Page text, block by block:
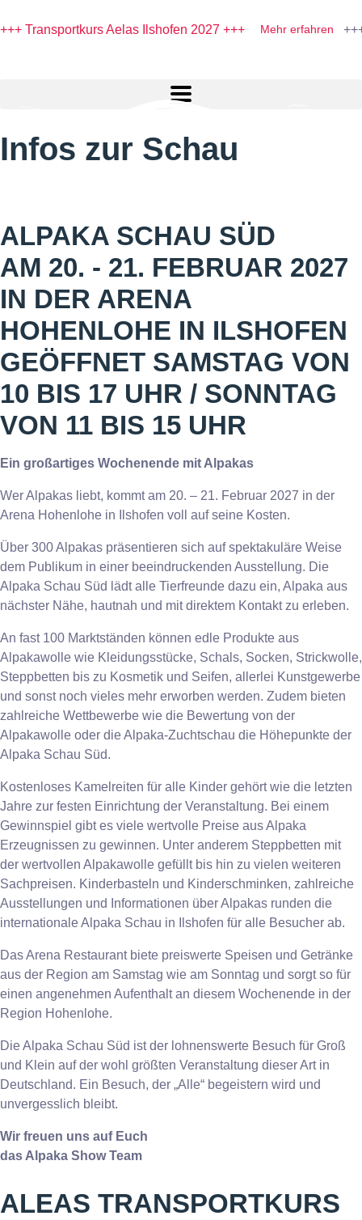
+++ Transportkurs Aelas Ilshofen 2027 +++ Mehr erfahren
Infos zur Schau
ALPAKA SCHAU SÜD
AM 20. - 21. FEBRUAR 2027
IN DER ARENA
HOHENLOHE IN ILSHOFEN
GEÖFFNET SAMSTAG VON
10 BIS 17 UHR / SONNTAG
VON 11 BIS 15 UHR
Ein großartiges Wochenende mit Alpakas
Wer Alpakas liebt, kommt am 20. – 21. Februar 2027 in der
Arena Hohenlohe in Ilshofen voll auf seine Kosten.
Über 300 Alpakas präsentieren sich auf spektakuläre Weise
dem Publikum in einer beeindruckenden Ausstellung. Die
Alpaka Schau Süd lädt alle Tierfreunde dazu ein, Alpaka aus
nächster Nähe, hautnah und mit direktem Kontakt zu erleben.
An fast 100 Marktständen können edle Produkte aus
Alpakawolle wie Kleidungsstücke, Schals, Socken, Strickwolle,
Steppbetten bis zu Kosmetik und Seifen, allerlei Kunstgewerbe
und sonst noch vieles mehr erworben werden. Zudem bieten
zahlreiche Wettbewerbe wie die Bewertung von der
Alpakawolle oder die Alpaka-Zuchtschau die Höhepunkte der
Alpaka Schau Süd.
Kostenloses Kamelreiten für alle Kinder gehört wie die letzten
Jahre zur festen Einrichtung der Veranstaltung. Bei einem
Gewinnspiel gibt es viele wertvolle Preise aus Alpaka
Erzeugnissen zu gewinnen. Unter anderem Steppbetten mit
der wertvollen Alpakawolle gefüllt bis hin zu vielen weiteren
Sachpreisen. Kinderbasteln und Kinderschminken, zahlreiche
Ausstellungen und Informationen über Alpakas runden die
internationale Alpaka Schau in Ilshofen für alle Besucher ab.
Das Arena Restaurant biete preiswerte Speisen und Getränke
aus der Region am Samstag wie am Sonntag und sorgt so für
einen angenehmen Aufenthalt an diesem Wochenende in der
Region Hohenlohe.
Die Alpaka Schau Süd ist der lohnenswerte Besuch für Groß
und Klein auf der wohl größten Veranstaltung dieser Art in
Deutschland. Ein Besuch, der „Alle“ begeistern wird und
unvergesslich bleibt.
Wir freuen uns auf Euch
das Alpaka Show Team
ALEAS TRANSPORTKURS